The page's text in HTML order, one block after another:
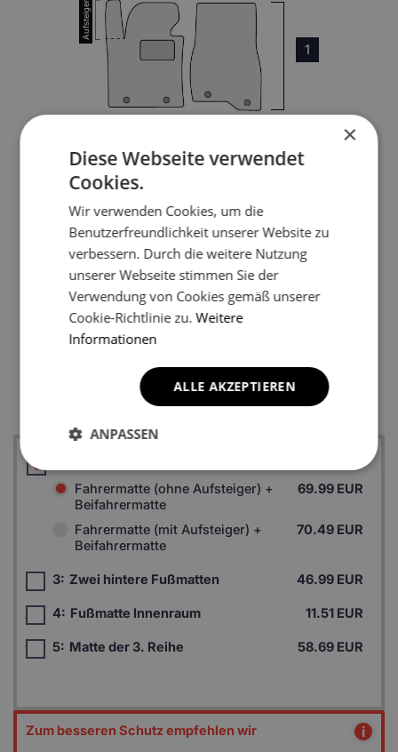
1
4
*Ein Beispielfoto. Das Finalprodukt kann sich abhängig vom
Autofußboden unterscheiden.
Fahrermatte (ohne Aufsteiger) +
Beifahrermatte
69.99 EUR
Fahrermatte (mit Aufsteiger) +
Beifahrermatte
70.49 EUR
3: Zwei hintere Fußmatten 46.99 EUR
4: Fußmatte Innenraum 11.51 EUR
5: Matte der 3. Reihe 58.69 EUR
Zum besseren Schutz empfehlen wir i
×
Diese Webseite verwendet
Cookies.
Wir verwenden Cookies, um die
Benutzerfreundlichkeit unserer Website zu
verbessern. Durch die weitere Nutzung
unserer Webseite stimmen Sie der
Verwendung von Cookies gemäß unserer
Cookie-Richtlinie zu.Weitere
Informationen
ALLE AKZEPTIEREN
ANPASSEN